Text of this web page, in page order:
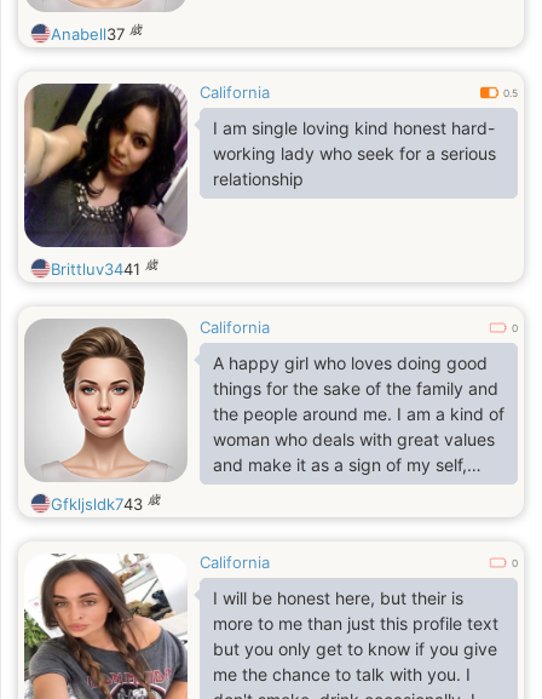
Anabell37 歳
California 0.5
I am single loving kind honest hard-
working lady who seek for a serious
relationship
Brittluv3441 歳
California 0
A happy girl who loves doing good
things for the sake of the family and
the people around me. I am a kind of
woman who deals with great values
and make it as a sign of my self,
being the woman with a happy
heart. I also love being true to
real me. I am the woman with an
angelic heart and face. And I do
believe that while living here in this
world of paradise, there is still a
reason to reserve this smile and a
reason to be happy all the time.
Gfkljsldk743 歳
California 0
I will be honest here, but their is
more to me than just this profile text
but you only get to know if you give
me the chance to talk with you. I